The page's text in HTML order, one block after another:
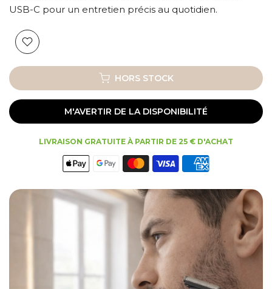
USB-C pour un entretien précis au quotidien.
HORS STOCK
M'AVERTIR DE LA DISPONIBILITÉ
LIVRAISON GRATUITE À PARTIR DE 25 € D'ACHAT